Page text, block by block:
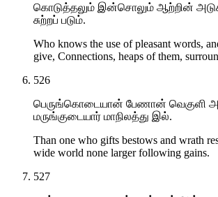
கொடுத்தலும் இன்சொலும் ஆற்றின்
சுற்றப் படும்.
Who knows the use of pleasant words,
give, Connections, heaps of them,
526
பெருங்கொடையான் பேணான் வெகுளி
மருங்குடையார் மாநிலத்து இல்.
Than one who gifts bestows and wrath
wide world none larger following gains.
527